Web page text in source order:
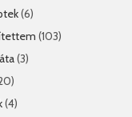
(6)
(103)
(3)
(4)